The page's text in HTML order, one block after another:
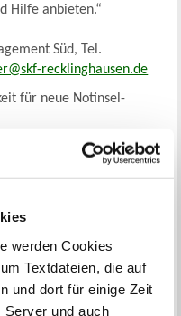
werden Cookies
Textdateien, die auf
und dort für einige Zeit
Server und auch
Hilfe anbieten.“
Süd, Tel.
recklinghausen.de
für neue Notinsel-